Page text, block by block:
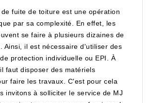
fuite de toiture est une opération
par sa complexité. En effet, les
se faire à plusieurs dizaines de
Ainsi, il est nécessaire d'utiliser des
protection individuelle ou EPI. À
faut disposer des matériels
faire les travaux. C'est pour cela
invitons à solliciter le service de MJ